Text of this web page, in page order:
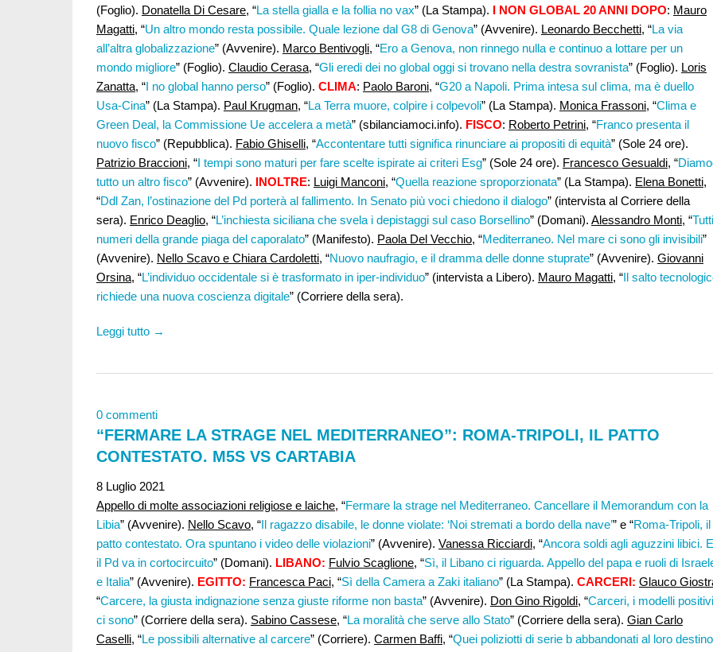
(Foglio). Donatella Di Cesare, “La stella gialla e la follia no vax” (La Stampa). I NON GLOBAL 20 ANNI DOPO: Mauro
Magatti, “Un altro mondo resta possibile. Quale lezione dal G8 di Genova” (Avvenire). Leonardo Becchetti, “La via
all’altra globalizzazione” (Avvenire). Marco Bentivogli, “Ero a Genova, non rinnego nulla e continuo a lottare per un
mondo migliore” (Foglio). Claudio Cerasa, “Gli eredi dei no global oggi si trovano nella destra sovranista” (Foglio). Loris
Zanatta, “I no global hanno perso” (Foglio). CLIMA: Paolo Baroni, “G20 a Napoli. Prima intesa sul clima, ma è duello
Usa-Cina” (La Stampa). Paul Krugman, “La Terra muore, colpire i colpevoli” (La Stampa). Monica Frassoni, “Clima e
Green Deal, la Commissione Ue accelera a metà” (sbilanciamoci.info). FISCO: Roberto Petrini, “Franco presenta il
nuovo fisco” (Repubblica). Fabio Ghiselli, “Accontentare tutti significa rinunciare ai propositi di equità” (Sole 24 ore).
Patrizio Braccioni, “I tempi sono maturi per fare scelte ispirate ai criteri Esg” (Sole 24 ore). Francesco Gesualdi, “
tutto un altro fisco” (Avvenire). INOLTRE: Luigi Manconi, “Quella reazione sproporzionata” (La Stampa). Elena Bonetti,
“Ddl Zan, l’ostinazione del Pd porterà al fallimento. In Senato più voci chiedono il dialogo” (intervista al Corriere della
sera). Enrico Deaglio, “L’inchiesta siciliana che svela i depistaggi sul caso Borsellino” (Domani). Alessandro Monti, “
numeri della grande piaga del caporalato” (Manifesto). Paola Del Vecchio, “Mediterraneo. Nel mare ci sono gli invisibili”
(Avvenire). Nello Scavo e Chiara Cardoletti, “Nuovo naufragio, e il dramma delle donne stuprate” (Avvenire). Giovanni
Orsina, “L’individuo occidentale si è trasformato in iper-individuo” (intervista a Libero). Mauro Magatti, “Il salto
richiede una nuova coscienza digitale” (Corriere della sera).
Leggi tutto →
0 commenti
“FERMARE LA STRAGE NEL MEDITERRANEO”: ROMA-TRIPOLI, IL PATTO
CONTESTATO. M5S VS CARTABIA
8 Luglio 2021
Appello di molte associazioni religiose e laiche, “Fermare la strage nel Mediterraneo. Cancellare il Memorandum con la
Libia” (Avvenire). Nello Scavo, “Il ragazzo disabile, le donne violate: ‘Noi stremati a bordo della nave’” e “Roma-Tripoli, il
patto contestato. Ora spuntano i video delle violazioni” (Avvenire). Vanessa Ricciardi, “Ancora soldi agli aguzzini libici. E
il Pd va in cortocircuito” (Domani). LIBANO: Fulvio Scaglione, “Sì, il Libano ci riguarda. Appello del papa e ruoli di
e Italia” (Avvenire). EGITTO: Francesca Paci, “Sì della Camera a Zaki italiano” (La Stampa). CARCERI: Glauco
“Carcere, la giusta indignazione senza giuste riforme non basta” (Avvenire). Don Gino Rigoldi, “Carceri, i modelli positivi
ci sono” (Corriere della sera). Sabino Cassese, “La moralità che serve allo Stato” (Corriere della sera). Gian Carlo
Caselli, “Le possibili alternative al carcere” (Corriere). Carmen Baffi, “Quei poliziotti di serie b abbandonati al loro destino